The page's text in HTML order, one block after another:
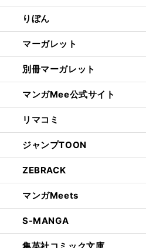
りぼん
マーガレット
別冊マーガレット
マンガMee公式サイト
リマコミ
ジャンプTOON
ZEBRACK
マンガMeets
S-MANGA